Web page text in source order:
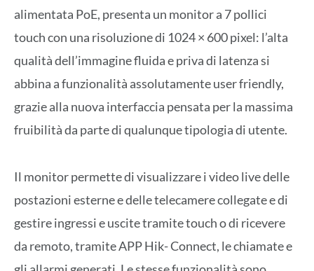
alimentata PoE, presenta un monitor a 7 pollici
touch con una risoluzione di 1024 × 600 pixel: l’alta
qualità dell’immagine fluida e priva di latenza si
abbina a funzionalità assolutamente user friendly,
grazie alla nuova interfaccia pensata per la massima
fruibilità da parte di qualunque tipologia di utente.
Il monitor permette di visualizzare i video live delle
postazioni esterne e delle telecamere collegate e di
gestire ingressi e uscite tramite touch o di ricevere
da remoto, tramite APP Hik- Connect, le chiamate e